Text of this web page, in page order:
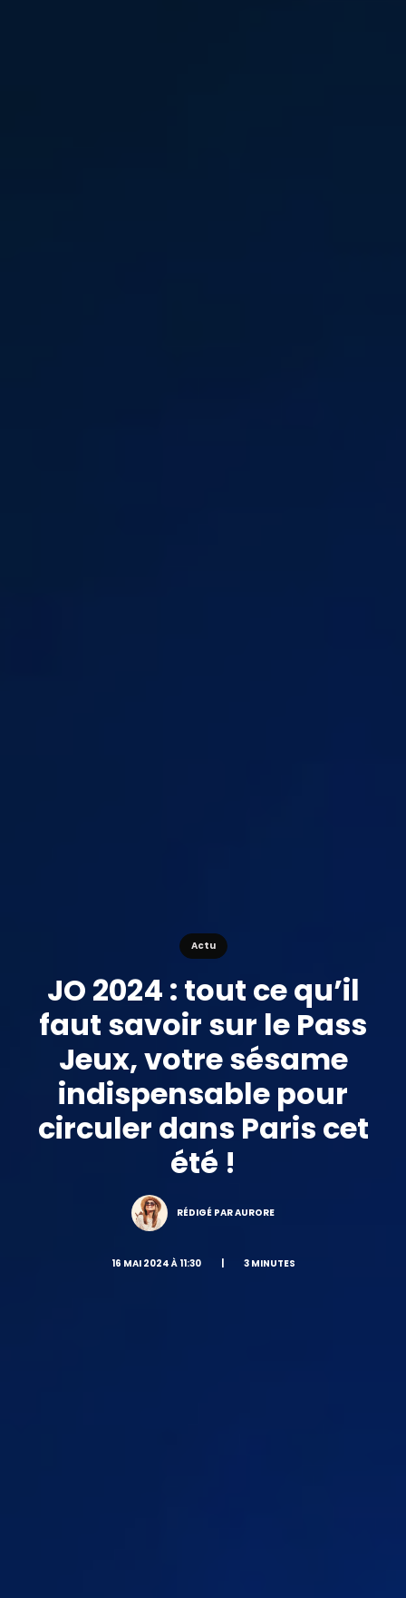
Actu
JO 2024 : tout ce qu’il
faut savoir sur le Pass
Jeux, votre sésame
indispensable pour
circuler dans Paris cet
été !
RÉDIGÉ PAR AURORE
16 MAI 2024 À 11:30 | 3 MINUTES